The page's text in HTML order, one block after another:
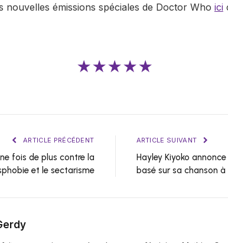
nouvelles émissions spéciales de Doctor Who ici
★★★★★
ARTICLE PRÉCÉDENT
fois de plus contre la
et le sectarisme
ARTICLE SUIVANT
Hayley Kiyoko
basé sur sa chanson à